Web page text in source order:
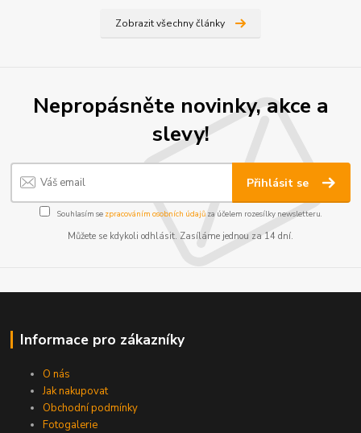
Zobrazit všechny články
Nepropásněte novinky, akce a
slevy!
Přihlásit se
Souhlasím se zpracováním osobních údajůza účelem rozesílky newsletteru.
Můžete se kdykoli odhlásit. Zasíláme jednou za 14 dní.
Informace pro zákazníky
O nás
Jak nakupovat
Obchodní podmínky
Fotogalerie